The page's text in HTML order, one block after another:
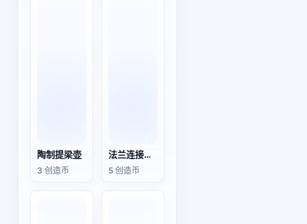
陶制提梁壶
3 创造币
法兰连接闸阀
5 创造币